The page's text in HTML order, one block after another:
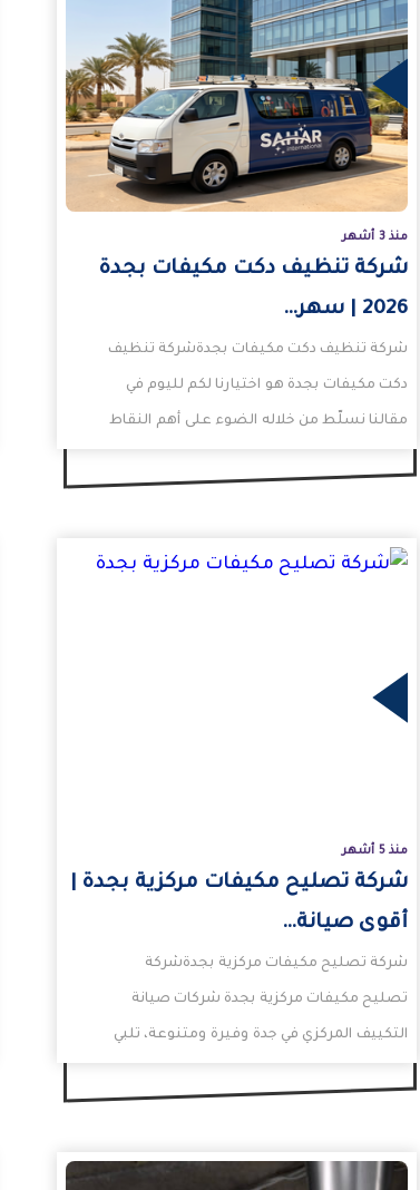
منذ 3 أشهر
شركة تنظيف دكت مكيفات بجدة
2026 | سهر…
شركة تنظيف دكت مكيفات بجدةشركة تنظيف
دكت مكيفات بجدة هو اختيارنا لكم لليوم في
مقالنا نسلّط من خلاله الضوء على أهم النقاط
منذ 5 أشهر
شركة تصليح مكيفات مركزية بجدة |
أقوى صيانة…
شركة تصليح مكيفات مركزية بجدةشركة
تصليح مكيفات مركزية بجدة شركات صيانة
التكييف المركزي في جدة وفيرة ومتنوعة، تلبي